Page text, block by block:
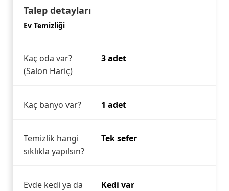
Talep detayları
Ev Temizliği
Kaç oda var?
(Salon Hariç)
3 adet
Kaç banyo var? 1 adet
Temizlik hangi
sıklıkla yapılsın?
Tek sefer
Evde kedi ya da
Kedi var